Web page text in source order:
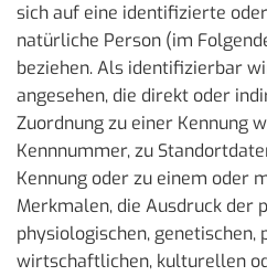
sich auf eine identifizierte
natürliche Person (im
beziehen. Als identifizierbar
angesehen, die direkt oder
Zuordnung zu einer Kennung
Kennnummer, zu
Kennung oder zu einem oder
Merkmalen, die Ausdruck der
physiologischen, genetischen,
wirtschaftlichen, kulturellen